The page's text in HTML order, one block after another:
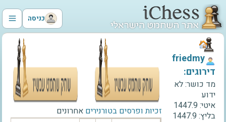
כניסה
זכיות ופרסים בטורנירים אחרונים
‫friedmy‬
דירוגים:
מד כושר:לא
ידוע
איטי:1447.9
בליץ:1447.9